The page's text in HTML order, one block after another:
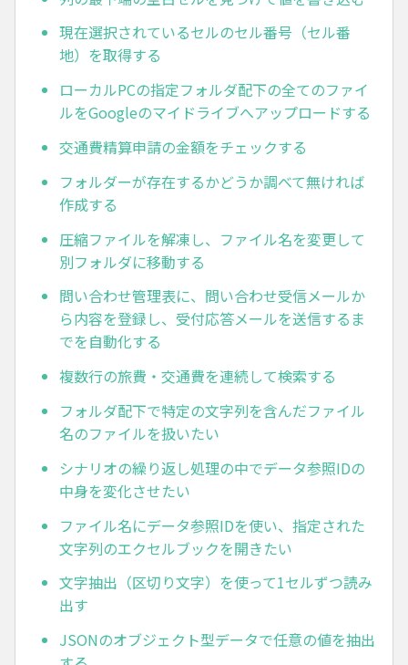
現在選択されているセルのセル番号（セル番
地）を取得する
ローカルPCの指定フォルダ配下の全てのファイ
ルをGoogleのマイドライブへアップロードする
交通費精算申請の金額をチェックする
フォルダーが存在するかどうか調べて無ければ
作成する
圧縮ファイルを解凍し、ファイル名を変更して
別フォルダに移動する
問い合わせ管理表に、問い合わせ受信メールか
ら内容を登録し、受付応答メールを送信するま
でを自動化する
複数行の旅費・交通費を連続して検索する
フォルダ配下で特定の文字列を含んだファイル
名のファイルを扱いたい
シナリオの繰り返し処理の中でデータ参照IDの
中身を変化させたい
ファイル名にデータ参照IDを使い、指定された
文字列のエクセルブックを開きたい
文字抽出（区切り文字）を使って1セルずつ読み
出す
JSONのオブジェクト型データで任意の値を抽出